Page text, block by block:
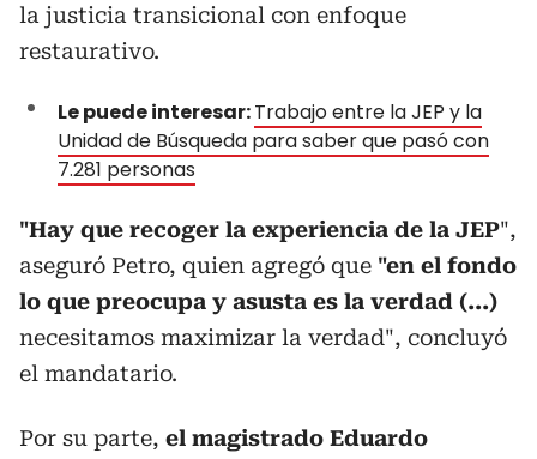
la justicia transicional con enfoque
restaurativo.
Le puede interesar:Trabajo entre la JEP y la
Unidad de Búsqueda para saber que pasó con
7.281 personas
"Hay que recoger la experiencia de la JEP",
aseguró Petro, quien agregó que "en el fondo
lo que preocupa y asusta es la verdad (...)
necesitamos maximizar la verdad", concluyó
el mandatario.
Por su parte, el magistrado Eduardo